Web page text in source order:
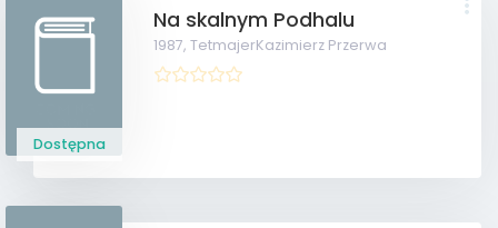
Dostępna
Na skalnym Podhalu
1987,TetmajerKazimierz Przerwa